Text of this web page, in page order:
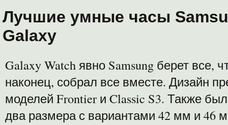
Лучшие умные часы
Galaxy
Galaxy Watch явно Samsung берет все,
наконец, собрал все вместе. Дизайн
моделей Frontier и Classic S3. Также
два размера с вариантами 42 мм и 46